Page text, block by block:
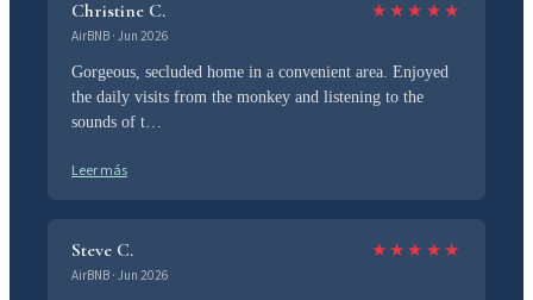
Christine C. ★ ★ ★ ★ ★
AirBNB · Jun 2026
Gorgeous, secluded home in a convenient area. Enjoyed
the daily visits from the monkey and listening to the
sounds of t…
Leer más
Steve C. ★ ★ ★ ★ ★
AirBNB · Jun 2026